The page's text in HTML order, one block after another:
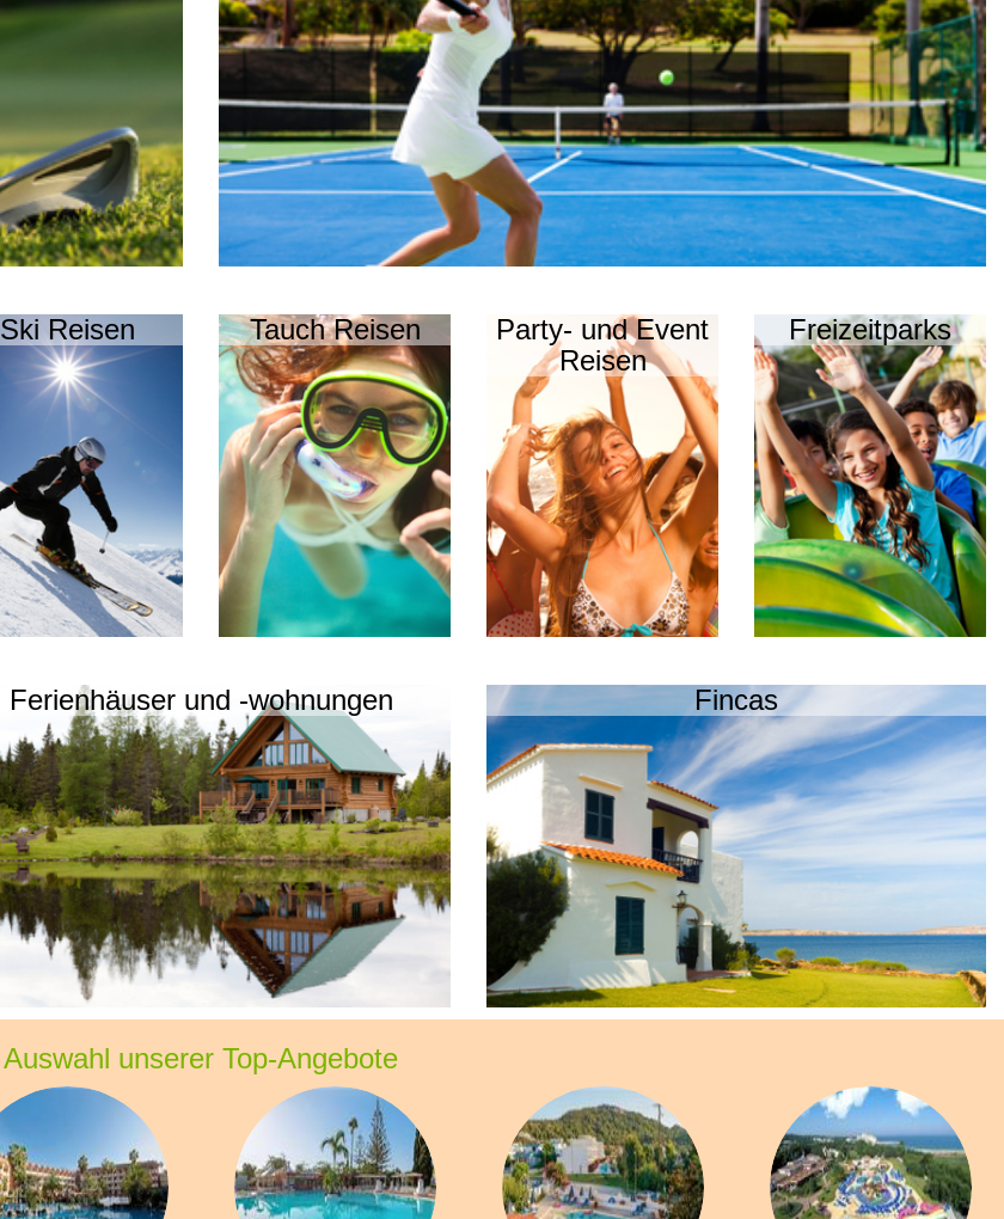
Ski Reisen Tauch Reisen
Party- und Event
Reisen
Freizeitparks
Ferienhäuser und -wohnungen Fincas
Auswahl unserer Top-Angebote